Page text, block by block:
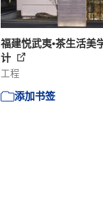
福建悦武夷•茶生活美
计
工程
添加书签